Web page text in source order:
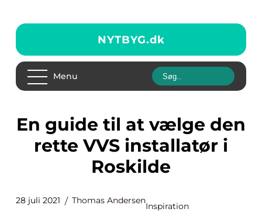
NYTBYG.dk
Menu
En guide til at vælge den
rette VVS installatør i
Roskilde
28 juli 2021 Thomas Andersen
Inspiration